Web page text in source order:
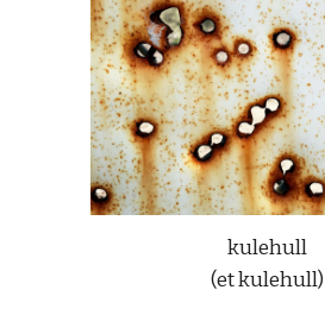
kulehull
(et kulehull)